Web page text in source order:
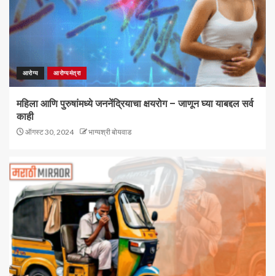
आरोग्य आरोग्यमंत्रा
महिला आणि पुरुषांमध्ये जननेंद्रियाचा क्षयरोग – जाणून घ्या याबद्दल सर्व
काही
ऑगस्ट 30, 2024 भाग्यश्री बोयवाड